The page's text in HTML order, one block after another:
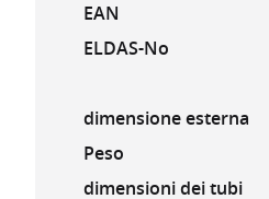
EAN
ELDAS-No
dimensione esterna
Peso
dimensioni dei tubi